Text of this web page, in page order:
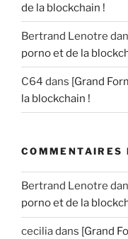
de la blockchain !
Bertrand Lenotre
porno et de la
C64 dans [Grand
la blockchain !
COMMENTAIRES
Bertrand Lenotre
porno et de la
ceciliadans [Grand